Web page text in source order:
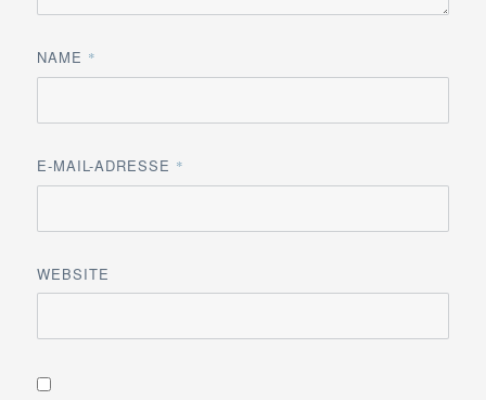
NAME *
E-MAIL-ADRESSE *
WEBSITE